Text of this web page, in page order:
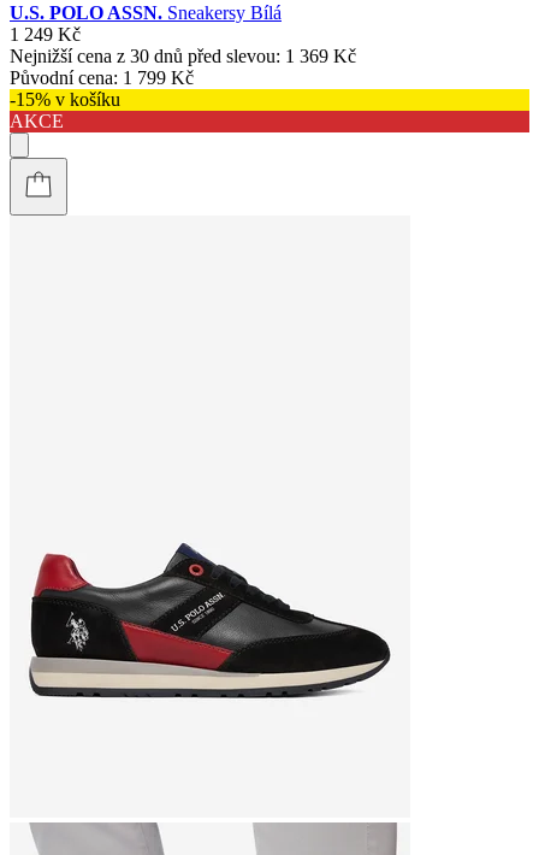
U.S. POLO ASSN. Sneakersy Bílá
1 249 Kč
Nejnižší cena z 30 dnů před slevou: 1 369 Kč
Původní cena: 1 799 Kč
-15% v košíku
AKCE